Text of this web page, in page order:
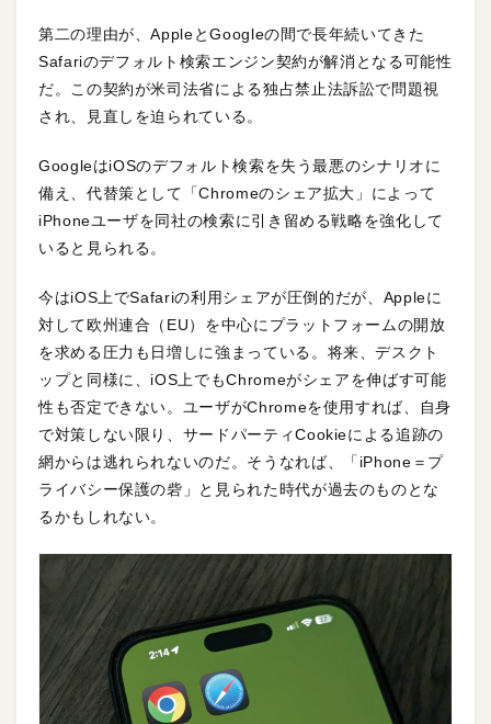
第二の理由が、AppleとGoogleの間で長年続いてきた
Safariのデフォルト検索エンジン契約が解消となる可能性
だ。この契約が米司法省による独占禁止法訴訟で問題視
され、見直しを迫られている。
GoogleはiOSのデフォルト検索を失う最悪のシナリオに
備え、代替策として「Chromeのシェア拡大」によって
iPhoneユーザを同社の検索に引き留める戦略を強化して
いると見られる。
今はiOS上でSafariの利用シェアが圧倒的だが、Appleに
対して欧州連合（EU）を中心にプラットフォームの開放
を求める圧力も日増しに強まっている。将来、デスクト
ップと同様に、iOS上でもChromeがシェアを伸ばす可能
性も否定できない。ユーザがChromeを使用すれば、自身
で対策しない限り、サードパーティCookieによる追跡の
網からは逃れられないのだ。そうなれば、「iPhone＝プ
ライバシー保護の砦」と見られた時代が過去のものとな
るかもしれない。